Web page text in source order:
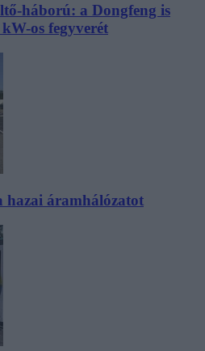
háború: a Dongfeng is
os fegyverét
hazai áramhálózatot